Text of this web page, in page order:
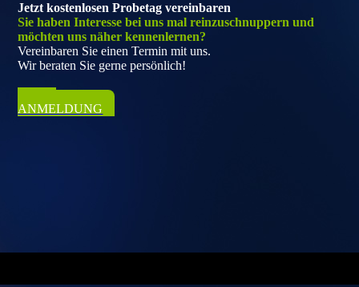
Jetzt kostenlosen Probetag vereinbaren
Sie haben Interesse bei uns mal reinzuschnuppern und
möchten uns näher kennenlernen?
Vereinbaren Sie einen Termin mit uns.
Wir beraten Sie gerne persönlich!
ZUR
ANMELDUNG